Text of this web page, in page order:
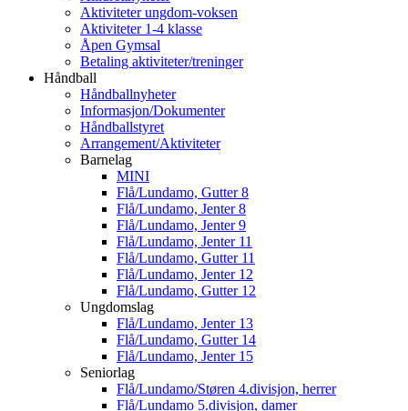
Aktiviteter ungdom-voksen
Aktiviteter 1-4 klasse
Åpen Gymsal
Betaling aktiviteter/treninger
Håndball
Håndballnyheter
Informasjon/Dokumenter
Håndballstyret
Arrangement/Aktiviteter
Barnelag
MINI
Flå/Lundamo, Gutter 8
Flå/Lundamo, Jenter 8
Flå/Lundamo, Jenter 9
Flå/Lundamo, Jenter 11
Flå/Lundamo, Gutter 11
Flå/Lundamo, Jenter 12
Flå/Lundamo, Gutter 12
Ungdomslag
Flå/Lundamo, Jenter 13
Flå/Lundamo, Gutter 14
Flå/Lundamo, Jenter 15
Seniorlag
Flå/Lundamo/Støren 4.divisjon, herrer
Flå/Lundamo 5.divisjon, damer